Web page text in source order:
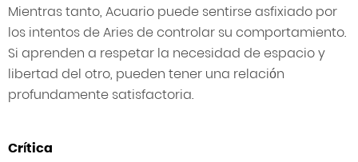
Mientras tanto, Acuario puede sentirse asfixiado por
los intentos de Aries de controlar su comportamiento.
Si aprenden a respetar la necesidad de espacio y
libertad del otro, pueden tener una relación
profundamente satisfactoria.
Crítica